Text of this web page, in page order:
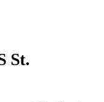
St.